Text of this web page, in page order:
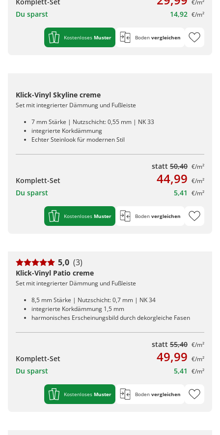
€/m²
Du sparst 14,92 €/m²
Kostenloses Muster Boden vergleichen
Klick-Vinyl Skyline creme
Set mit integrierter Dämmung und Fußleiste
7 mm Stärke | Nutzschicht: 0,55 mm | NK 33
integrierte Korkdämmung
Echter Steinlook für modernen Stil
statt 50,40 €/m²
Komplett-Set 44,99 €/m²
Du sparst 5,41 €/m²
Kostenloses Muster Boden vergleichen
5,0 (3)
Klick-Vinyl Patio creme
Set mit integrierter Dämmung und Fußleiste
8,5 mm Stärke | Nutzschicht: 0,7 mm | NK 34
integrierte Korkdämmung 1,5 mm
harmonisches Erscheinungsbild durch dekorgleiche Fasen
statt 55,40 €/m²
Komplett-Set 49,99 €/m²
Du sparst 5,41 €/m²
Kostenloses Muster Boden vergleichen